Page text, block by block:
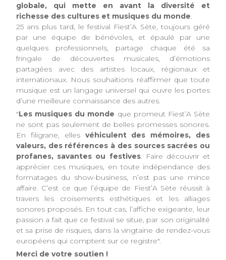
globale, qui mette en avant la diversité et
richesse des cultures et musiques du monde.
25 ans plus tard, le festival Fiest’A Sète, toujours géré
par une équipe de bénévoles, et épaulé par une
quelques professionnels, partage chaque été sa
fringale de découvertes musicales, d’émotions
partagées avec des artistes locaux, régionaux et
internationaux. Nous souhaitions réaffirmer que toute
musique est un langage universel qui ouvre les portes
d’une meilleure connaissance des autres.
"Les musiques du monde que promeut Fiest’A Sète
ne sont pas seulement de belles promesses sonores.
En filigrane, elles véhiculent des mémoires, des
valeurs, des références à des sources sacrées ou
profanes, savantes ou festives. Faire découvrir et
apprécier ces musiques, en toute indépendance des
formatages du show-business, n’est pas une mince
affaire. C’est ce que l’équipe de Fiest’A Sète réussit à
travers les croisements esthétiques et les alliages
sonores proposés. En tout cas, l’affiche exigeante, leur
passion a fait que ce festival se situe, par son originalité
et sa prise de risques, dans la vingtaine de rendez-vous
européens qui comptent sur ce registre".
Merci de votre soutien !